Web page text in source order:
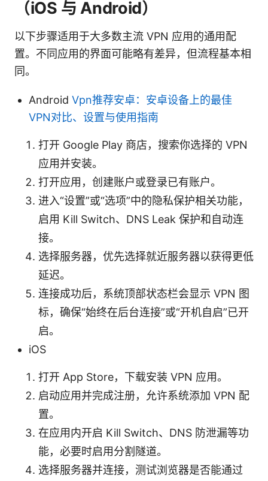
（iOS 与 Android）
以下步骤适用于大多数主流 VPN 应用的通用配
置。不同应用的界面可能略有差异，但流程基本相
同。
Android Vpn推荐安卓：安卓设备上的最佳
VPN对比、设置与使用指南
打开 Google Play 商店，搜索你选择的 VPN
应用并安装。
打开应用，创建账户或登录已有账户。
进入“设置”或“选项”中的隐私保护相关功能，
启用 Kill Switch、DNS Leak 保护和自动连
接。
选择服务器，优先选择就近服务器以获得更低
延迟。
连接成功后，系统顶部状态栏会显示 VPN 图
标，确保“始终在后台连接”或“开机自启”已开
启。
iOS
打开 App Store，下载安装 VPN 应用。
启动应用并完成注册，允许系统添加 VPN 配
置。
在应用内开启 Kill Switch、DNS 防泄漏等功
能，必要时启用分割隧道。
选择服务器并连接，测试浏览器是否能通过